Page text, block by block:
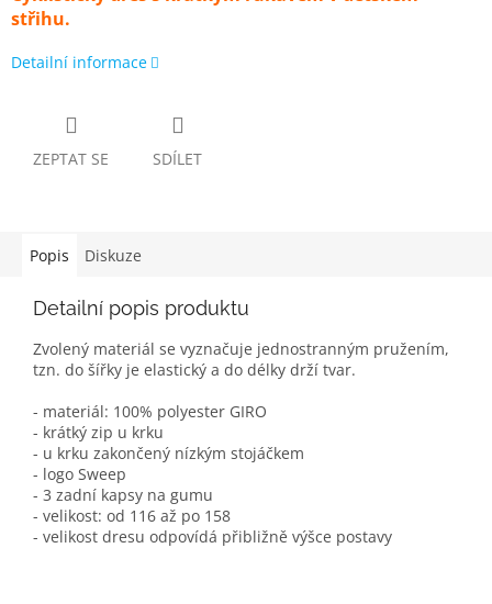
střihu.
Detailní informace
ZEPTAT SE SDÍLET
Popis Diskuze
Detailní popis produktu
Zvolený materiál se vyznačuje jednostranným pružením,
tzn. do šířky je elastický a do délky drží tvar.
- materiál: 100% polyester GIRO
- krátký zip u krku
- u krku zakončený nízkým stojáčkem
- logo Sweep
- 3 zadní kapsy na gumu
- velikost: od 116 až po 158
- velikost dresu odpovídá přibližně výšce postavy